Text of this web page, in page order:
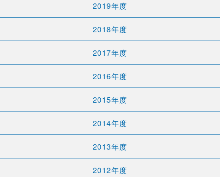
2019年度
2018年度
2017年度
2016年度
2015年度
2014年度
2013年度
2012年度